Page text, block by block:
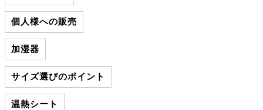
個人様への販売
加湿器
サイズ選びのポイント
温熱シート